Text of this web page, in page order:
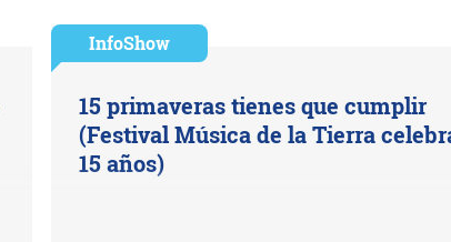
InfoShow
15 primaveras tienes que cumplir
(Festival Música de la Tierra
15 años)